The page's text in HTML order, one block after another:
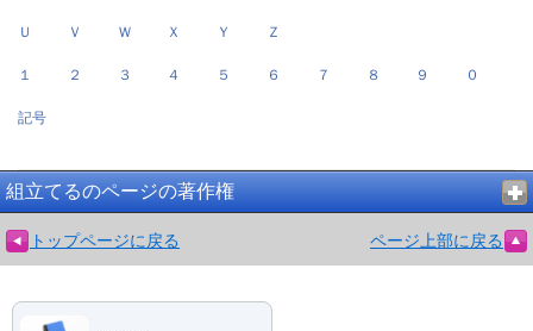
Ｕ Ｖ Ｗ Ｘ Ｙ Ｚ
１ ２ ３ ４ ５ ６ ７ ８ ９ ０
記号
組立てるのページの著作権
トップページに戻る ページ上部に戻る